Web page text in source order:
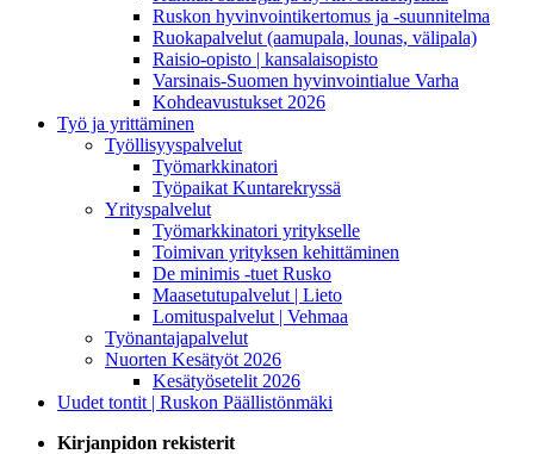
Ruskon hyvinvointikertomus ja -suunnitelma
Ruokapalvelut (aamupala, lounas, välipala)
Raisio-opisto | kansalaisopisto
Varsinais-Suomen hyvinvointialue Varha
Kohdeavustukset 2026
Työ ja yrittäminen
Työllisyyspalvelut
Työmarkkinatori
Työpaikat Kuntarekryssä
Yrityspalvelut
Työmarkkinatori yritykselle
Toimivan yrityksen kehittäminen
De minimis -tuet Rusko
Maasetutupalvelut | Lieto
Lomituspalvelut | Vehmaa
Työnantajapalvelut
Nuorten Kesätyöt 2026
Kesätyösetelit 2026
Uudet tontit | Ruskon Päällistönmäki
Kirjanpidon rekisterit